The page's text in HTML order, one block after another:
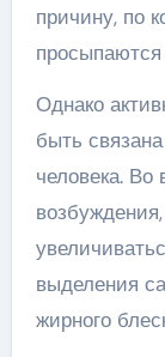
причину, по
Однако
быть
человека. Во
выделения
жирного